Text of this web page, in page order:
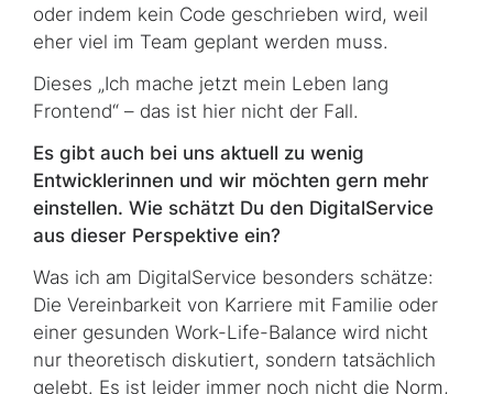
oder indem kein Code geschrieben wird, weil
eher viel im Team geplant werden muss.
Dieses „Ich mache jetzt mein Leben lang
Frontend“ – das ist hier nicht der Fall.
Es gibt auch bei uns aktuell zu wenig
Entwicklerinnen und wir möchten gern mehr
einstellen. Wie schätzt Du den DigitalService
aus dieser Perspektive ein?
Was ich am DigitalService besonders schätze:
Die Vereinbarkeit von Karriere mit Familie oder
einer gesunden Work-Life-Balance wird nicht
nur theoretisch diskutiert, sondern tatsächlich
gelebt. Es ist leider immer noch nicht die Norm,